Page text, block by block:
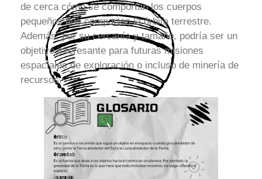
de cerca cómo se comportan los cuerpos
pequeños que comparten la órbita terrestre.
Además, por su cercanía y tamaño, podría ser un
objetivo interesante para futuras misiones
espaciales de exploración o incluso de minería de
recursos.